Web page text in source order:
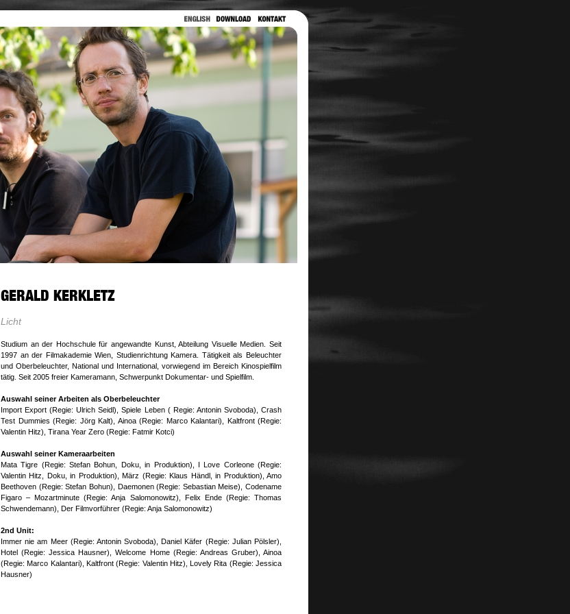
Licht
Studium an der Hochschule für angewandte Kunst, Abteilung Visuelle Medien. Seit
1997 an der Filmakademie Wien, Studienrichtung Kamera. Tätigkeit als Beleuchter
und Oberbeleuchter, National und International, vorwiegend im Bereich Kinospielfilm
tätig. Seit 2005 freier Kameramann, Schwerpunkt Dokumentar- und Spielfilm.
Auswahl seiner Arbeiten als Oberbeleuchter
Import Export (Regie: Ulrich Seidl), Spiele Leben ( Regie: Antonin Svoboda), Crash
Test Dummies (Regie: Jörg Kalt), Ainoa (Regie: Marco Kalantari), Kaltfront (Regie:
Valentin Hitz), Tirana Year Zero (Regie: Fatmir Kotci)
Auswahl seiner Kameraarbeiten
Mata Tigre (Regie: Stefan Bohun, Doku, in Produktion), I Love Corleone (Regie:
Valentin Hitz, Doku, in Produktion), März (Regie: Klaus Händl, in Produktion), Amo
Beethoven (Regie: Stefan Bohun), Daemonen (Regie: Sebastian Meise), Codename
Figaro – Mozartminute (Regie: Anja Salomonowitz), Felix Ende (Regie: Thomas
Schwendemann), Der Filmvorführer (Regie: Anja Salomonowitz)
2nd Unit:
Immer nie am Meer (Regie: Antonin Svoboda), Daniel Käfer (Regie: Julian Pölsler),
Hotel (Regie: Jessica Hausner), Welcome Home (Regie: Andreas Gruber), Ainoa
(Regie: Marco Kalantari), Kaltfront (Regie: Valentin Hitz), Lovely Rita (Regie: Jessica
Hausner)